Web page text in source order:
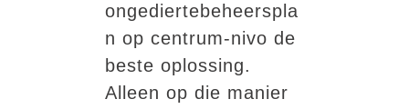
ongediertebeheerspla
n op centrum-nivo de
beste oplossing.
Alleen op die manier